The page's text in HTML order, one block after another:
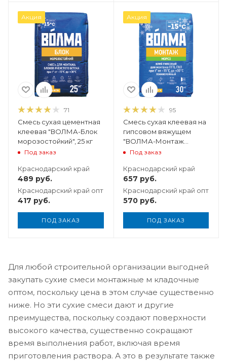
Акция
71
Смесь сухая цементная
клеевая "ВОЛМА-Блок
морозостойкий", 25 кг
Под заказ
Краснодарский край
489 руб.
Краснодарский край опт
417 руб.
ПОД ЗАКАЗ
Акция
Вес, кг
30
95
Смесь сухая клеевая на
гипсовом вяжущем
"ВОЛМА-Монтаж
Мороз", 30 кг
Под заказ
Краснодарский край
657 руб.
Краснодарский край опт
570руб.
ПОД ЗАКАЗ
Для любой строительной организации выгодней
закупать сухие смеси монтажные м кладочные
оптом, поскольку цена в этом случае существенно
ниже. Но эти сухие смеси дают и другие
преимущества, поскольку создают поверхности
высокого качества, существенно сокращают
время выполнения работ, включая время
приготовления раствора. А это в результате также